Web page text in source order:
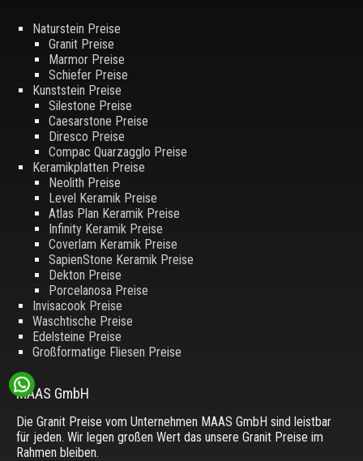
Naturstein Preise
Granit Preise
Marmor Preise
Schiefer Preise
Kunststein Preise
Silestone Preise
Caesarstone Preise
Diresco Preise
Compac Quarzagglo Preise
Keramikplatten Preise
Neolith Preise
Level Keramik Preise
Atlas Plan Keramik Preise
Infinity Keramik Preise
Coverlam Keramik Preise
SapienStone Keramik Preise
Dekton Preise
Porcelanosa Preise
Invisacook Preise
Waschtische Preise
Edelsteine Preise
Großformatige Fliesen Preise
MAAS GmbH
Die Granit Preise vom Unternehmen MAAS GmbH sind leistbar
für jeden. Wir legen großen Wert das unsere Granit Preise im
Rahmen bleiben.